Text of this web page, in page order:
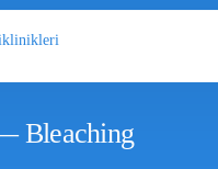
Bleaching